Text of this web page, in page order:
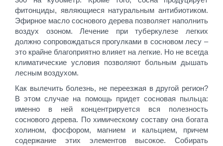
фитонциды, являющиеся натуральным антибиотиком.
Эфирное масло соснового дерева позволяет наполнить
воздух озоном. Лечение при туберкулезе легких
должно сопровождаться прогулками в сосновом лесу –
это крайне благоприятно влияет на легкие. Но не всегда
климатические условия позволяют больным дышать
лесным воздухом.
Как вылечить болезнь, не переезжая в другой регион?
В этом случае на помощь придет сосновая пыльца:
именно в ней концентрируется вся полезность
соснового дерева. По химическому составу она богата
холином, фосфором, магнием и кальцием, причем
содержание этих элементов высокое. Собирать